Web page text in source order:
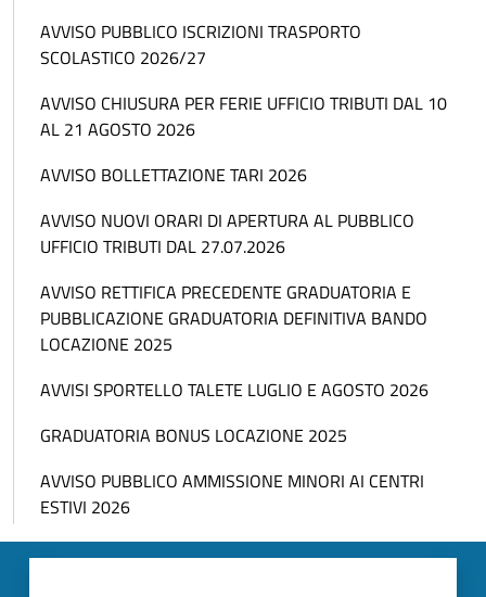
AVVISO PUBBLICO ISCRIZIONI TRASPORTO
SCOLASTICO 2026/27
AVVISO CHIUSURA PER FERIE UFFICIO TRIBUTI DAL 10
AL 21 AGOSTO 2026
AVVISO BOLLETTAZIONE TARI 2026
AVVISO NUOVI ORARI DI APERTURA AL PUBBLICO
UFFICIO TRIBUTI DAL 27.07.2026
AVVISO RETTIFICA PRECEDENTE GRADUATORIA E
PUBBLICAZIONE GRADUATORIA DEFINITIVA BANDO
LOCAZIONE 2025
AVVISI SPORTELLO TALETE LUGLIO E AGOSTO 2026
GRADUATORIA BONUS LOCAZIONE 2025
AVVISO PUBBLICO AMMISSIONE MINORI AI CENTRI
ESTIVI 2026